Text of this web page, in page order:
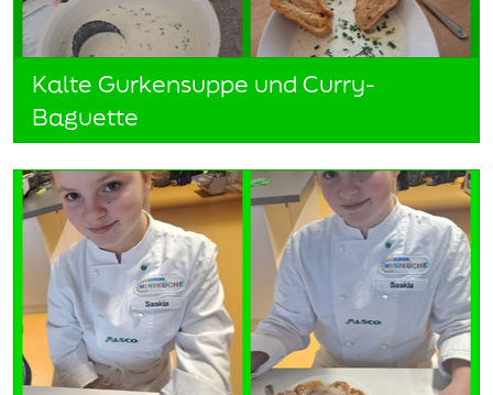
Kalte Gurkensuppe und Curry-
Baguette